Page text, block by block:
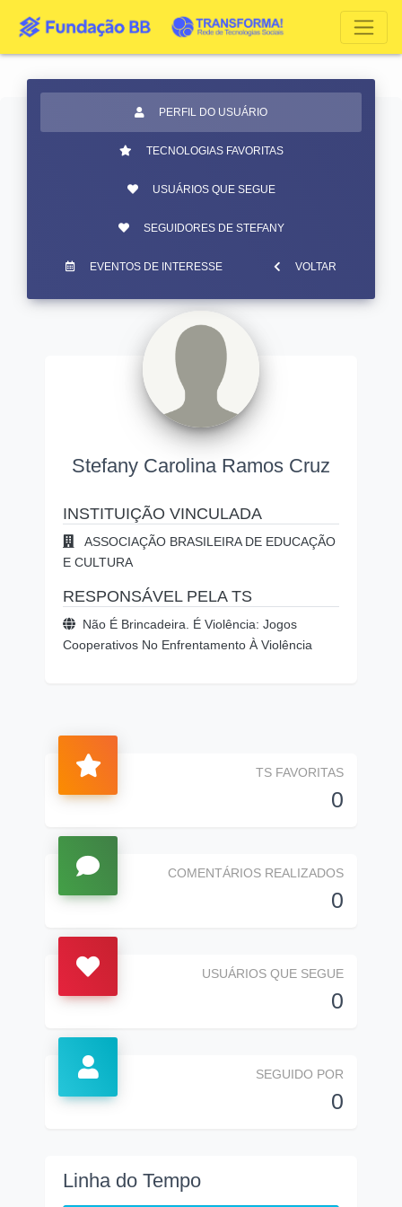
PERFIL DO USUÁRIO
TECNOLOGIAS FAVORITAS
USUÁRIOS QUE SEGUE
SEGUIDORES DE STEFANY
EVENTOS DE INTERESSE VOLTAR
Stefany Carolina Ramos Cruz
INSTITUIÇÃO VINCULADA
ASSOCIAÇÃO BRASILEIRA DE EDUCAÇÃO
E CULTURA
RESPONSÁVEL PELA TS
Não É Brincadeira. É Violência: Jogos
Cooperativos No Enfrentamento À Violência
TS FAVORITAS
0
COMENTÁRIOS REALIZADOS
0
USUÁRIOS QUE SEGUE
0
SEGUIDO POR
0
Linha do Tempo